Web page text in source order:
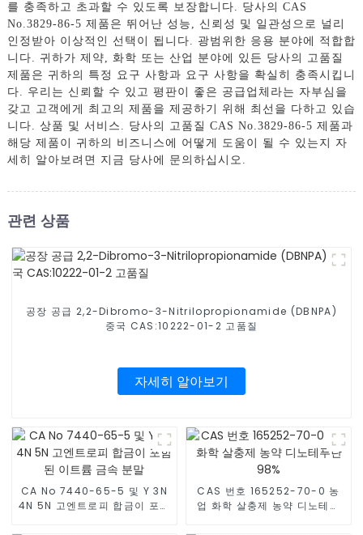
를 충족하고 초과할 수 있도록 보장합니다. 당사의 CAS
No.3829-86-5 제품은 뛰어난 성능, 신뢰성 및 일관성으로 널리
인정받아 이상적인 선택이 됩니다. 광범위한 응용 분야에 적합합
니다. 귀하가 제약, 화학 또는 산업 분야에 있든 당사의 고품질
제품은 귀하의 특정 요구 사항과 요구 사항을 확실히 충족시킵니
다. 우리는 신뢰할 수 있고 평판이 좋은 공급업체라는 자부심을
갖고 고객에게 최고의 제품을 제공하기 위해 최선을 다하고 있습
니다. 상품 및 서비스. 당사의 고품질 CAS No.3829-86-5 제품과
해당 제품이 귀하의 비즈니스에 어떻게 도움이 될 수 있는지 자
세히 알아보려면 지금 당사에 문의하십시오.
관련 상품
공장 공급 2,2-Dibromo-3-Nitrilopropionamide (DBNPA)
중국 CAS:10222-01-2 고품질
자세히 알아보기
CA No 7440-65-5 및 Y 3N
4N 5N 고엔트로피 합금이 포함
CAS 번호 165252-70-0 농
업 화학 살충제 농약 디노테푸